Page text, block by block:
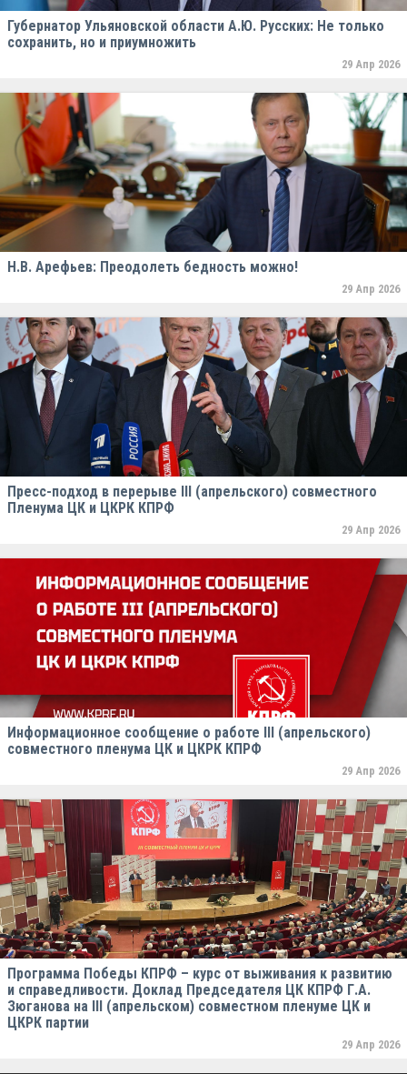
Губернатор Ульяновской области А.Ю. Русских: Не только
сохранить, но и приумножить
29 Апр 2026
Н.В. Арефьев: Преодолеть бедность можно!
29 Апр 2026
Пресс-подход в перерыве III (апрельского) совместного
Пленума ЦК и ЦКРК КПРФ
29 Апр 2026
Информационное сообщение о работе III (апрельского)
совместного пленума ЦК и ЦКРК КПРФ
29 Апр 2026
Программа Победы КПРФ – курс от выживания к развитию
и справедливости. Доклад Председателя ЦК КПРФ Г.А.
Зюганова на III (апрельском) совместном пленуме ЦК и
ЦКРК партии
29 Апр 2026